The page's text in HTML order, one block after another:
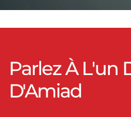
Parlez À L'un
D'Amiad